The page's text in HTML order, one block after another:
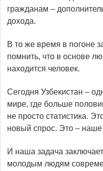
гражданам –
дохода.
В то же время в погоне
помнить, что в основе
находится человек.
Сегодня Узбекистан –
мире, где больше
не просто статистика.
новый спрос. Это –
И наша задача
молодым людям